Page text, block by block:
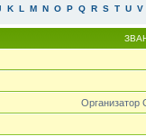
K L M N O P Q R S T U V
Организатор